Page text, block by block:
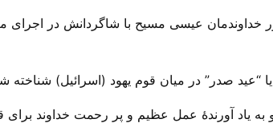
رسول به دقت حضور خداوندمان عیسی مسیح با شاگردانش در
صدر” در میان قوم یهود (اسرائیل) شناخته
یاد آورندهٔ عمل عظیم و پر رحمت خداوند برای